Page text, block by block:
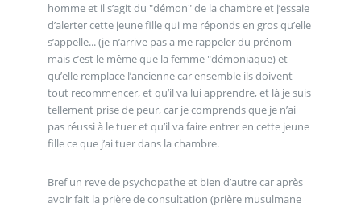
homme et il s’agit du "démon" de la chambre et j’essaie
d’alerter cette jeune fille qui me réponds en gros qu’elle
s’appelle... (je n’arrive pas a me rappeler du prénom
mais c’est le même que la femme "démoniaque) et
qu’elle remplace l’ancienne car ensemble ils doivent
tout recommencer, et qu’il va lui apprendre, et là je suis
tellement prise de peur, car je comprends que je n’ai
pas réussi à le tuer et qu’il va faire entrer en cette jeune
fille ce que j’ai tuer dans la chambre.
Bref un reve de psychopathe et bien d’autre car après
avoir fait la prière de consultation (prière musulmane